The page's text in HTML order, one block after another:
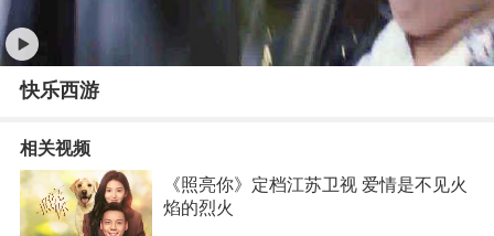
快乐西游
相关视频
《照亮你》定档江苏卫视 爱情是不见火
焰的烈火